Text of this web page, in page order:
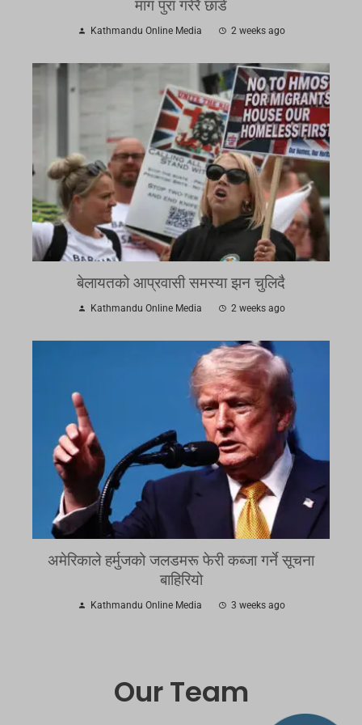
माग पुरा गरेरै छाडे
Kathmandu Online Media 2 weeks ago
बेलायतको आप्रवासी समस्या झन चुलिदै
Kathmandu Online Media 2 weeks ago
अमेरिकाले हर्मुजको जलडमरू फेरी कब्जा गर्ने सूचना
बाहिरियो
Kathmandu Online Media 3 weeks ago
Our Team